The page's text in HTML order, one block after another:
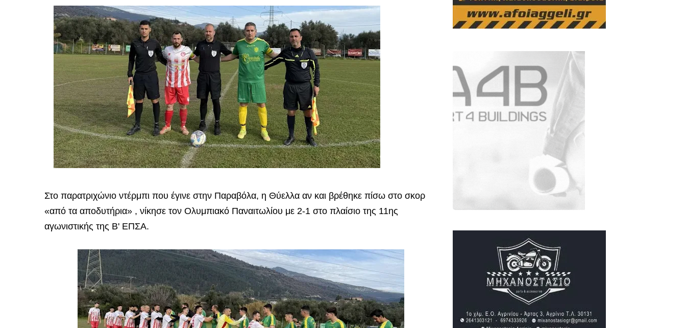
Στο παρατριχώνιο ντέρμπι που έγινε στην Παραβόλα, η Θύελλα αν και βρέθηκε πίσω στο σκορ
«από τα αποδυτήρια» , νίκησε τον Ολυμπιακό Παναιτωλίου με 2-1 στο πλαίσιο της 11ης
αγωνιστικής της Β' ΕΠΣΑ.